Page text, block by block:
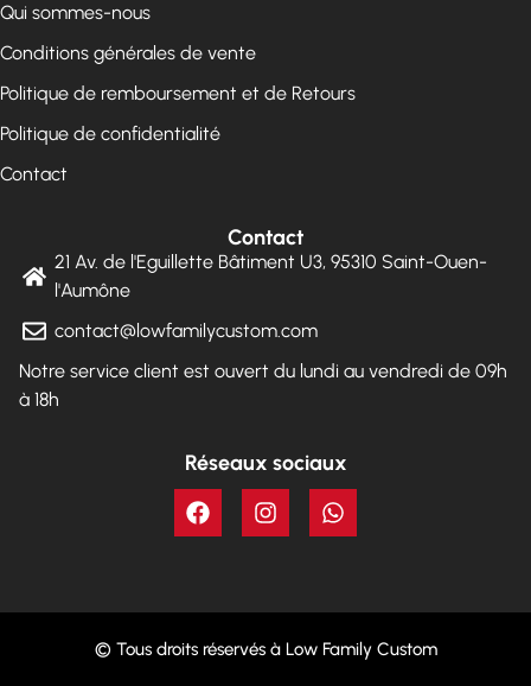
Qui sommes-nous
Conditions générales de vente
Politique de remboursement et de Retours
Politique de confidentialité
Contact
Contact
21 Av. de l'Eguillette Bâtiment U3, 95310 Saint-Ouen-
l'Aumône
contact@lowfamilycustom.com
Notre service client est ouvert du lundi au vendredi de 09h
à 18h
Réseaux sociaux
© Tous droits réservés à Low Family Custom